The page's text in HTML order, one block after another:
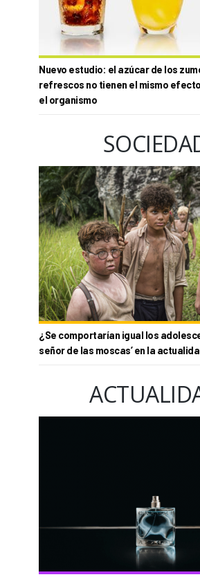
Nuevo estudio: el azúcar de los
refrescos no tienen el mismo
el organismo
¿Se comportarían igual los
señor de las moscas’ en la